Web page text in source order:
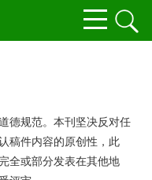
德规范。本刊坚决反对任
稿件内容的原创性，此
全或部分发表在其他地